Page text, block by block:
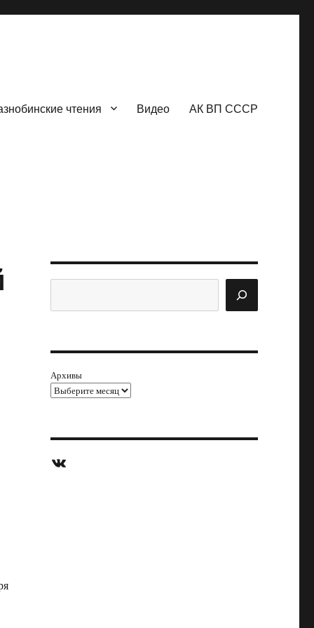
чтения Видео АК ВП СССР
Архивы
ВКонтакте